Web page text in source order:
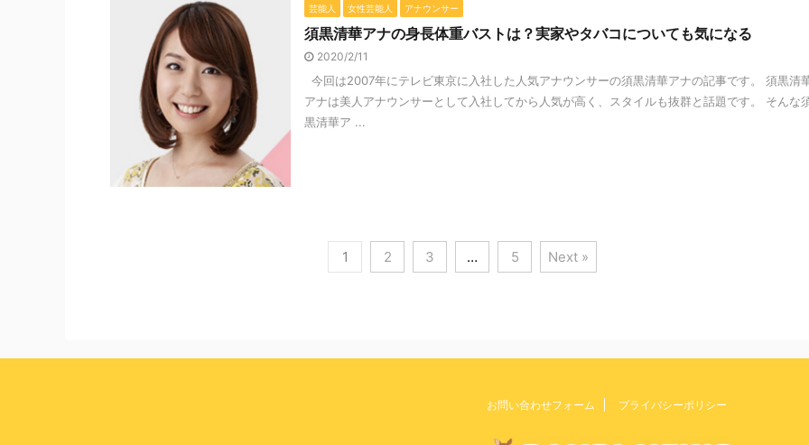
芸能人 女性芸能人 アナウンサー
須黒清華アナの身長体重バストは？実家やタバコについても気になる
2020/2/11
今回は2007年にテレビ東京に入社した人気アナウンサーの須黒清華アナの記事です。 須黒清
アナは美人アナウンサーとして入社してから人気が高く、スタイルも抜群と話題です。 そんな
黒清華ア ...
1 2 3 … 5 Next »
お問い合わせフォーム プライバシーポリシー